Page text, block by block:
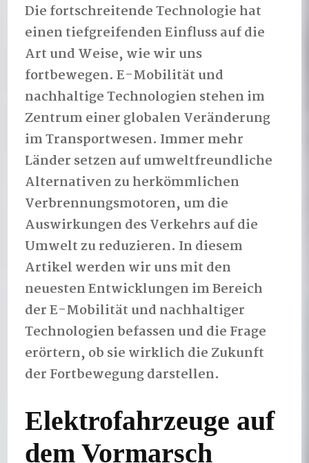
Die fortschreitende Technologie hat
einen tiefgreifenden Einfluss auf die
Art und Weise, wie wir uns
fortbewegen. E-Mobilität und
nachhaltige Technologien stehen im
Zentrum einer globalen Veränderung
im Transportwesen. Immer mehr
Länder setzen auf umweltfreundliche
Alternativen zu herkömmlichen
Verbrennungsmotoren, um die
Auswirkungen des Verkehrs auf die
Umwelt zu reduzieren. In diesem
Artikel werden wir uns mit den
neuesten Entwicklungen im Bereich
der E-Mobilität und nachhaltiger
Technologien befassen und die Frage
erörtern, ob sie wirklich die Zukunft
der Fortbewegung darstellen.
Elektrofahrzeuge auf
dem Vormarsch